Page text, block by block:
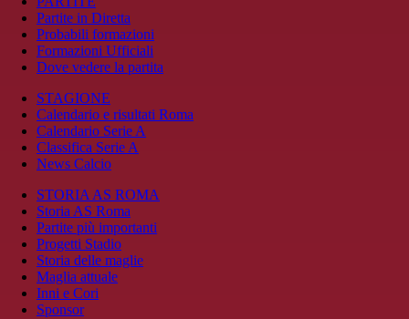
Partite in Diretta
Probabili formazioni
Formazioni Ufficiali
Dove vedere la partita
STAGIONE
Calendario e risultati Roma
Calendario Serie A
Classifica Serie A
News Calcio
STORIA AS ROMA
Storia AS Roma
Partite più importanti
Progetti Stadio
Storia delle maglie
Maglia attuale
Inni e Cori
Sponsor